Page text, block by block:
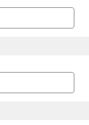
・モバイルビューア